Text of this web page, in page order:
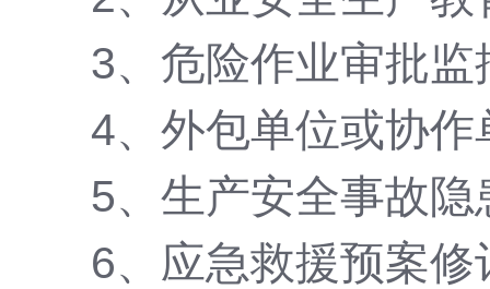
3、危险作业审批
4、外包单位或协
5、生产安全事故
6、应急救援预案